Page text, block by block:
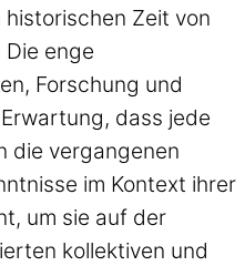
Zeit von
Die enge
Forschung und
dass jede
die vergangenen
im Kontext ihrer
um sie auf der
kollektiven und